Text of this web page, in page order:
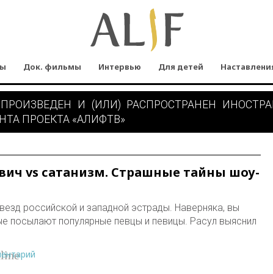
Док. фильмы Интервью Для детей
И (ИЛИ) РАСПРОСТРАНЕН
ПРОЕКТА «АЛИФТВ»
vs сатанизм. Страшные тайны шоу-
российской и западной эстрады. Наверняка, вы
посылают популярные певцы и певицы. Расул выяснил